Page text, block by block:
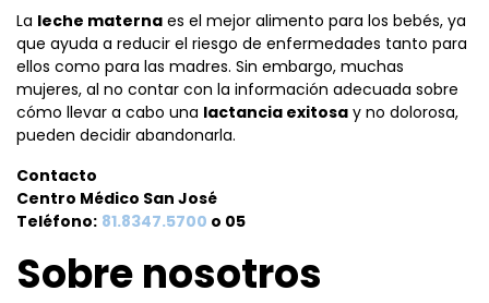
La leche materna es el mejor alimento para los bebés, ya
que ayuda a reducir el riesgo de enfermedades tanto para
ellos como para las madres. Sin embargo, muchas
mujeres, al no contar con la información adecuada sobre
cómo llevar a cabo una lactancia exitosa y no dolorosa,
pueden decidir abandonarla.
Contacto
Centro Médico San José
Teléfono: 81.8347.5700 o 05
Sobre nosotros